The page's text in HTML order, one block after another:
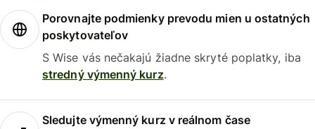
Porovnajte podmienky prevodu mien u ostatných
poskytovateľov
S Wise vás nečakajú žiadne skryté poplatky, iba
stredný výmenný kurz.
Sledujte výmenný kurz v reálnom čase